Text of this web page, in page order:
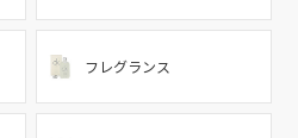
フレグランス